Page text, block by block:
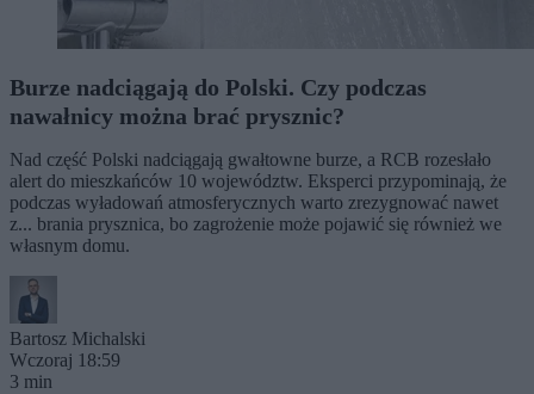
Burze nadciągają do Polski. Czy podczas
nawałnicy można brać prysznic?
Nad część Polski nadciągają gwałtowne burze, a RCB rozesłało
alert do mieszkańców 10 województw. Eksperci przypominają, że
podczas wyładowań atmosferycznych warto zrezygnować nawet
z... brania prysznica, bo zagrożenie może pojawić się również we
własnym domu.
Bartosz Michalski
Wczoraj 18:59
3 min